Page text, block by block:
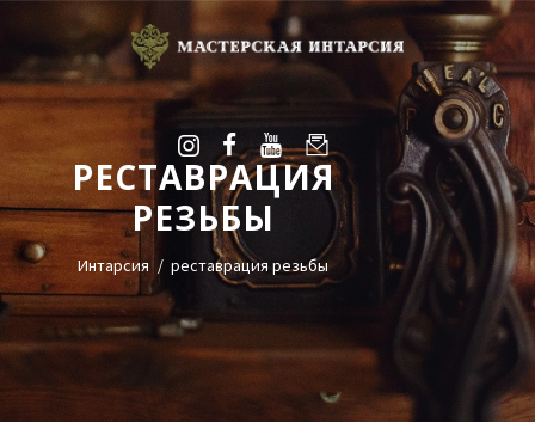
РЕСТАВРАЦИЯ
РЕЗЬБЫ
Интарсия реставрация резьбы
УСЛУГИ
ГАЛЕРЕЯ
ОЦЕНКА
О НАС
БЛОГ
КОНТАКТЫ